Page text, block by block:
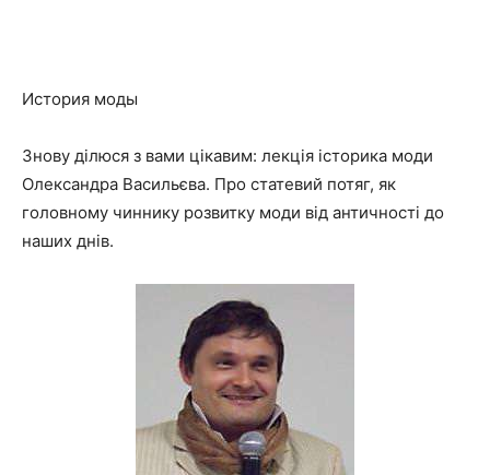
История моды
Знову ділюся з вами цікавим: лекція історика моди
Олександра Васильєва. Про статевий потяг, як
головному чиннику розвитку моди від античності до
наших днів.